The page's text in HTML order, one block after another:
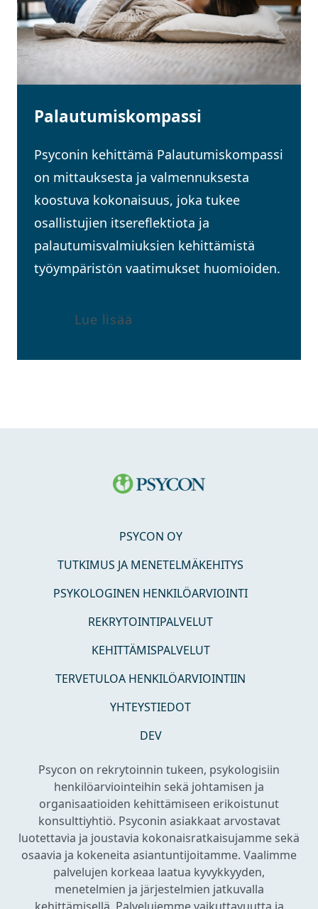
Palautumiskompassi
Psyconin kehittämä Palautumiskompassi
on mittauksesta ja valmennuksesta
koostuva kokonaisuus, joka tukee
osallistujien itsereflektiota ja
palautumisvalmiuksien kehittämistä
työympäristön vaatimukset huomioiden.
Lue lisää
PSYCON OY
TUTKIMUS JA MENETELMÄKEHITYS
PSYKOLOGINEN HENKILÖARVIOINTI
REKRYTOINTIPALVELUT
KEHITTÄMISPALVELUT
TERVETULOA HENKILÖARVIOINTIIN
YHTEYSTIEDOT
DEV
Psycon on rekrytoinnin tukeen, psykologisiin
henkilöarviointeihin sekä johtamisen ja
organisaatioiden kehittämiseen erikoistunut
konsulttiyhtiö. Psyconin asiakkaat arvostavat
luotettavia ja joustavia kokonaisratkaisujamme sekä
osaavia ja kokeneita asiantuntijoitamme. Vaalimme
palvelujen korkeaa laatua kyvykkyyden,
menetelmien ja järjestelmien jatkuvalla